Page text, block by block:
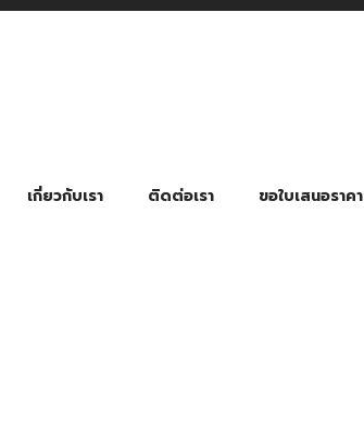
เกี่ยวกับเรา ติดต่อเรา ขอใบเสนอราคา